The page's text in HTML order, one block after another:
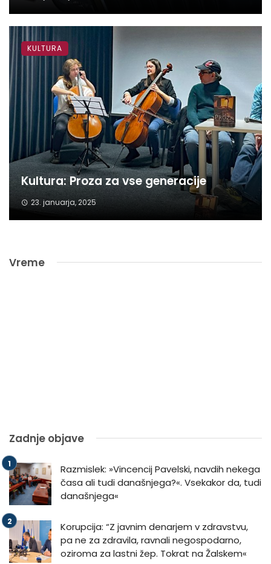
Kultura: Proza za vse generacije
23. januarja, 2025
KULTURA
Vreme
Zadnje objave
Razmislek: »Vincencij Pavelski, navdih nekega
časa ali tudi današnjega?«. Vsekakor da, tudi
današnjega«
Korupcija: “Z javnim denarjem v zdravstvu,
pa ne za zdravila, ravnali negospodarno,
oziroma za lastni žep. Tokrat na Žalskem«